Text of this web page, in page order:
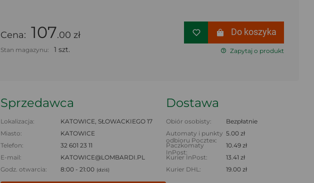
Cena: 107.00 zł
Stan magazynu: 1 szt.
Do koszyka
Zapytaj o produkt
Sprzedawca
Lokalizacja:
KATOWICE, SŁOWACKIEGO 17
Miasto:
KATOWICE
Telefon:
32 601 23 11
E-mail:
KATOWICE@LOMBARDI.PL
Godz. otwarcia:
8:00 - 21:00 (dziś)
Dostawa
Obiór osobisty:
Bezpłatnie
Automaty i punkty
odbioru Pocztex:
5.00 zł
Paczkomaty
InPost:
10.49 zł
Kurier InPost:
13.41 zł
Kurier DHL:
19.00 zł